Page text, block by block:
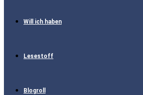
Will ich haben
Lesestoff
Blogroll